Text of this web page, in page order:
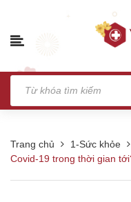
Trang chủ 1-Sức khỏe
Covid-19 trong thời gian